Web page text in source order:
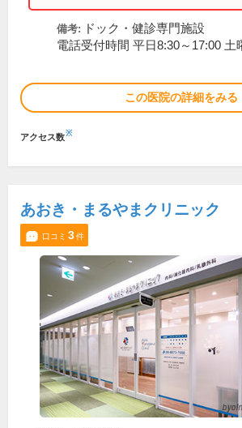
備考: ドック・健診専門施設
電話受付時間 平日8:30～17:00 土
この医院の詳細をみる
アクセス数※
あおき・まるやまクリニック
口コミ 3件